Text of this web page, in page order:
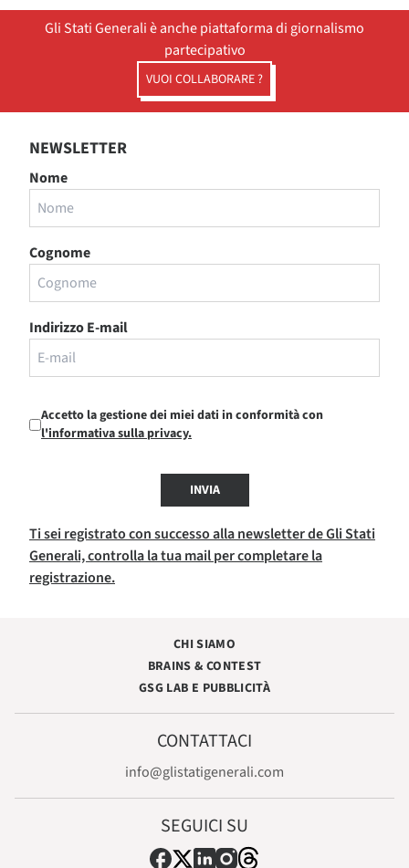
Gli Stati Generali è anche piattaforma di giornalismo
partecipativo
VUOI COLLABORARE ?
NEWSLETTER
Nome
Cognome
Indirizzo E-mail
Accetto la gestione dei miei dati in conformità con
l'informativa sulla privacy.
INVIA
Ti sei registrato con successo alla newsletter de Gli Stati
Generali, controlla la tua mail per completare la
registrazione.
CHI SIAMO
BRAINS & CONTEST
GSG LAB E PUBBLICITÀ
CONTATTACI
info@glistatigenerali.com
SEGUICI SU